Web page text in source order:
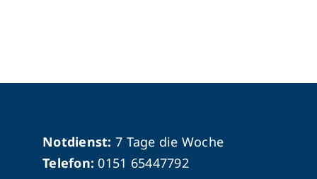
Notdienst: 7 Tage die Woche
Telefon: 0151 65447792